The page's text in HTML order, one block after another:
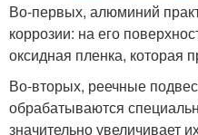
Во-первых, алюминий
коррозии: на его
оксидная пленка, которая
Во-вторых, реечные
обрабатываются
значительно увеличивает